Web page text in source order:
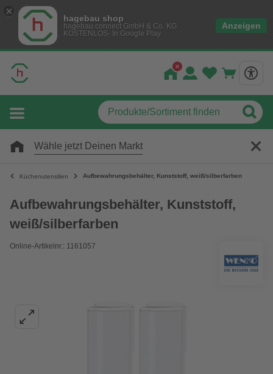
hagebau shop
hagebau connect GmbH & Co. KG
KOSTENLOS- In Google Play
Anzeigen
Wähle jetzt Deinen Markt
Küchenutensilien Aufbewahrungsbehälter, Kunststoff, weiß/silberfarben
Aufbewahrungsbehälter, Kunststoff,
weiß/silberfarben
Online-Artikelnr.: 1161057